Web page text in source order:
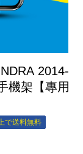
2014-
機架【專用
で送料無料